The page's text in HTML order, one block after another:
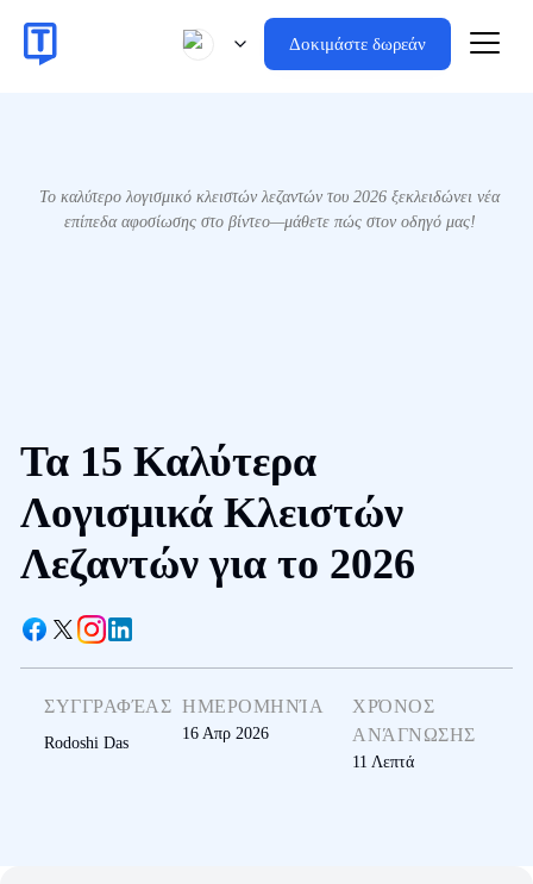
Δοκιμάστε δωρεάν
Το καλύτερο λογισμικό κλειστών λεζαντών του 2026 ξεκλειδώνει νέα
επίπεδα αφοσίωσης στο βίντεο—μάθετε πώς στον οδηγό μας!
Τα 15 Καλύτερα
Λογισμικά Κλειστών
Λεζαντών για το 2026
ΣΥΓΓΡΑΦΈΑΣ
Rodoshi Das
ΗΜΕΡΟΜΗΝΊΑ
16 Απρ 2026
ΧΡΌΝΟΣ
ΑΝΆΓΝΩΣΗΣ
11 Λεπτά